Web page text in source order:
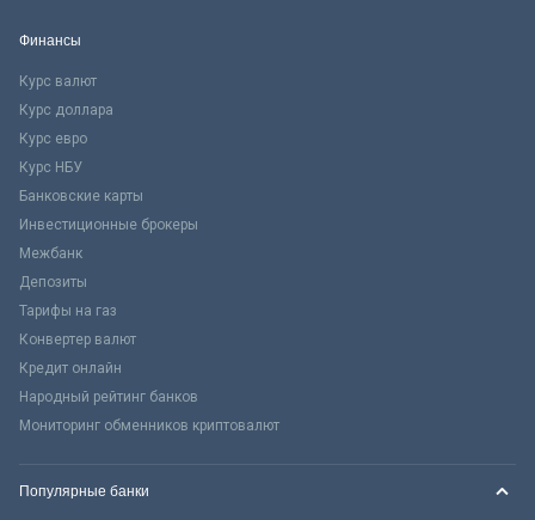
Финансы
Курс валют
Курс доллара
Курс евро
Курс НБУ
Банковские карты
Инвестиционные брокеры
Межбанк
Депозиты
Тарифы на газ
Конвертер валют
Кредит онлайн
Народный рейтинг банков
Мониторинг обменников криптовалют
Популярные банки